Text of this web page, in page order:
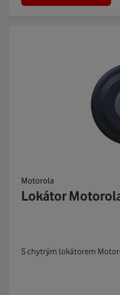
Motorola
Lokátor
S chytrým lokátorem